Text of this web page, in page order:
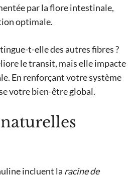
par la flore intestinale,
optimale.
t-elle des autres fibres ?
le transit, mais elle impacte
En renforçant votre système
votre bien-être global.
incluent la racine de